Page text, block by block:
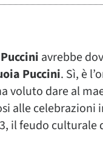
avrebbe
Puccini. Sì, è
voluto dare al
alle celebrazioni
il feudo culturale